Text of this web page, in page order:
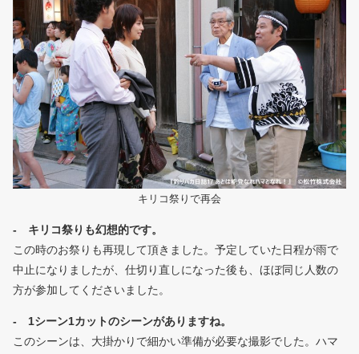
キリコ祭りで再会
- キリコ祭りも幻想的です。
この時のお祭りも再現して頂きました。予定していた日程が雨で
中止になりましたが、仕切り直しになった後も、ほぼ同じ人数の
方が参加してくださいました。
- 1シーン1カットのシーンがありますね。
このシーンは、大掛かりで細かい準備が必要な撮影でした。ハマ